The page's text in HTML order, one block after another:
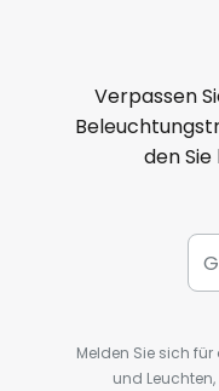
Verpassen
den
Melden Sie sich
und